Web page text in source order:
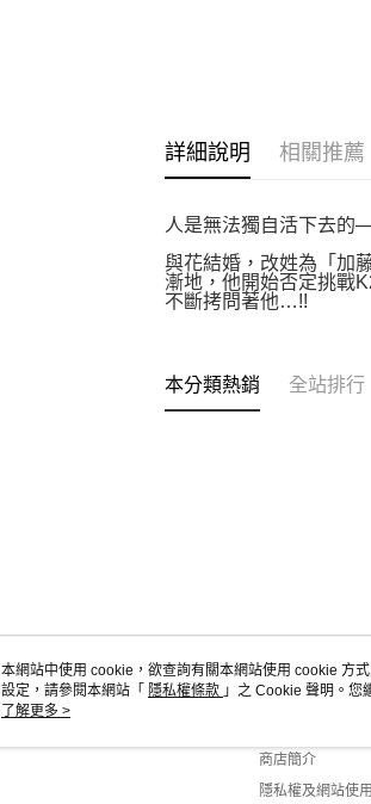
詳細說明 相關推薦
人是無法獨自活下去的
與花結婚，改姓為「加
漸地，他開始否定挑戰
不斷拷問著他…!!
本分類熱銷 全站排行
關於我們
商店簡介
隱私權及網站使
本網站中使用 cookie，欲查詢有關本網站使用 cookie 方
設定，請參閱本網站「 隱私權條款 」之 Cookie 聲明。您
使用 cookie。
了解更多 >